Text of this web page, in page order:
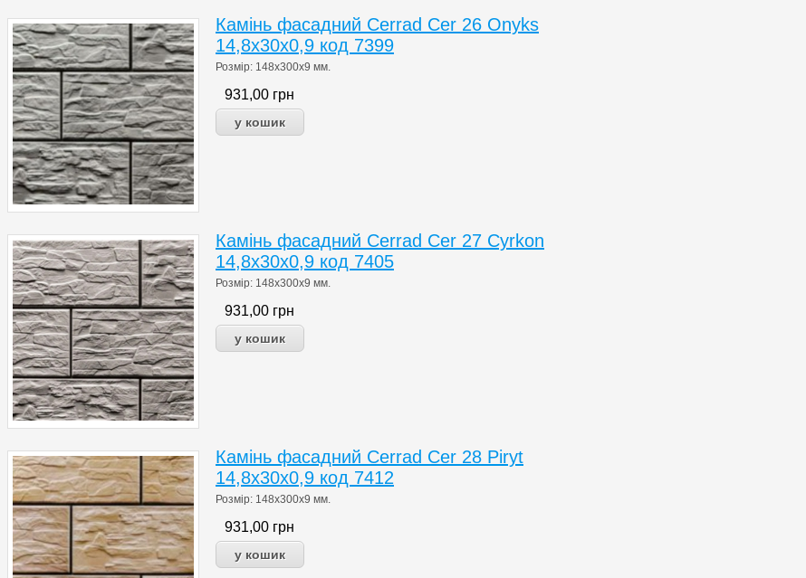
Камінь фасадний Cerrad Cer 26 Onyks
14,8x30x0,9 код 7399
Розмір: 148x300x9 мм.
931,00 грн
Камінь фасадний Cerrad Cer 27 Cyrkon
14,8x30x0,9 код 7405
Розмір: 148x300x9 мм.
931,00 грн
Камінь фасадний Cerrad Cer 28 Piryt
14,8x30x0,9 код 7412
Розмір: 148x300x9 мм.
931,00 грн